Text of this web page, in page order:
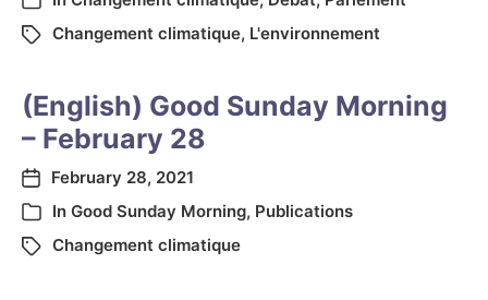
Changement climatique, L'environnement
(English) Good Sunday Morning
– February 28
February 28, 2021
In Good Sunday Morning, Publications
Changement climatique